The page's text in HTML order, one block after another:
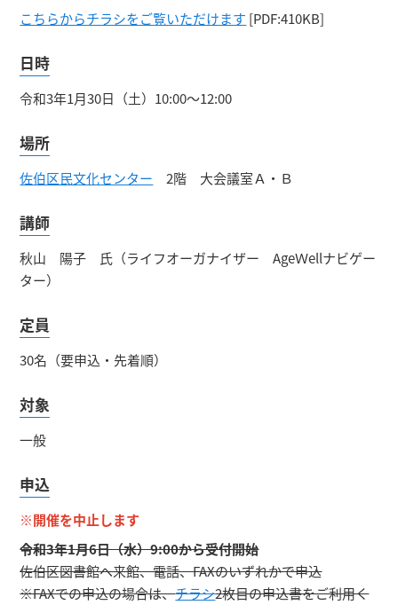
こちらからチラシをご覧いただけます [PDF:410KB]
日時
令和3年1月30日（土）10:00～12:00
場所
佐伯区民文化センター 2階 大会議室Ａ・Ｂ
講師
秋山 陽子 氏（ライフオーガナイザー AgeＷellナビゲー
ター）
定員
30名（要申込・先着順）
対象
一般
申込
※開催を中止します
令和3年1月6日（水）9:00から受付開始
佐伯区図書館へ来館、電話、FAXのいずれかで申込
※FAXでの申込の場合は、チラシ2枚目の申込書をご利用く